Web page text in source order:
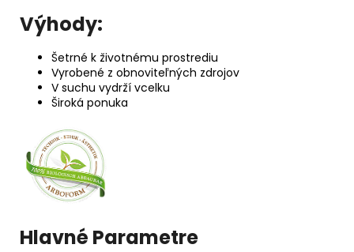
Výhody:
Šetrné k životnému prostrediu
Vyrobené z obnoviteľných zdrojov
V suchu vydrží vcelku
Široká ponuka
Hlavné Parametre